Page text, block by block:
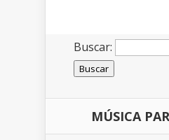
Buscar:
MÚSICA